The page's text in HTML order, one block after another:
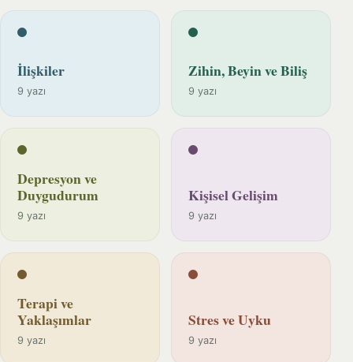
İlişkiler
9 yazı
Zihin, Beyin ve Biliş
9 yazı
Depresyon ve
Duygudurum
9 yazı
Kişisel Gelişim
9 yazı
Terapi ve
Yaklaşımlar
9 yazı
Stres ve Uyku
9 yazı